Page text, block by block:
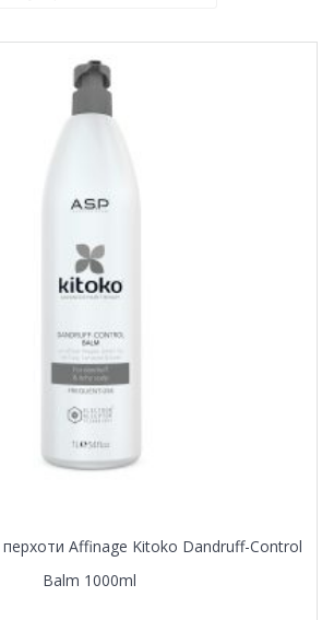
Affinage Kitoko Dandruff-Control
Balm 1000ml